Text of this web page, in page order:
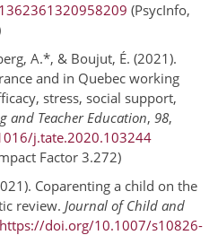
(PsycInfo,
A.*, & Boujut, É. (2021).
and in Quebec working
stress, social support,
and Teacher Education, 98,
j.tate.2020.103244
Factor 3.272)
Coparenting a child on the
review. Journal of Child and
https://doi.org/10.1007/s10826-